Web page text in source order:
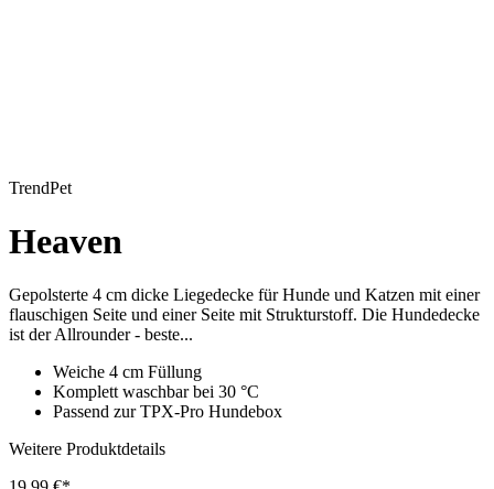
TrendPet
Heaven
Gepolsterte 4 cm dicke Liegedecke für Hunde und Katzen mit einer
flauschigen Seite und einer Seite mit Strukturstoff. Die Hundedecke
ist der Allrounder - beste...
Weiche 4 cm Füllung
Komplett waschbar bei 30 °C
Passend zur TPX-Pro Hundebox
Weitere Produktdetails